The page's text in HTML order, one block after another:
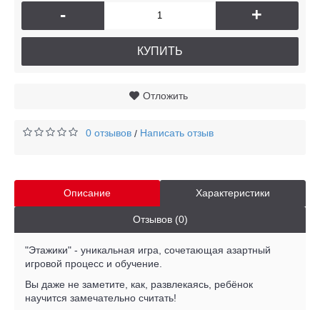
- +
КУПИТЬ
Отложить
0 отзывов / Написать отзыв
Описание Характеристики
Отзывов (0)
"Этажики" - уникальная игра, сочетающая азартный
игровой процесс и обучение.
Вы даже не заметите, как, развлекаясь, ребёнок
научится замечательно считать!